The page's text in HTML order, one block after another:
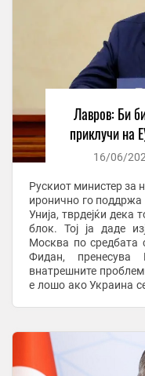
Лавров: Би
приклучи на
16/06/
Рускиот министер за
иронично го поддржа
Унија, тврдејќи дека
блок. Тој ја даде
Москва по средбата
Фидан, пренесува РИА
внатрешните
е лошо ако Украина